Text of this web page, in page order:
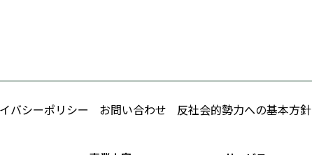
バシーポリシー お問い合わせ 反社会的勢力への基本方針